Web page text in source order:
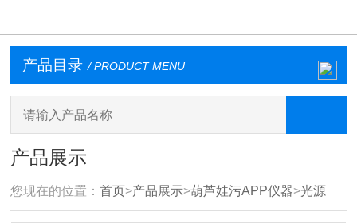
产品目录 / PRODUCT MENU
产品展示
您现在的位置：首页>产品展示>葫芦娃污APP仪器>光源